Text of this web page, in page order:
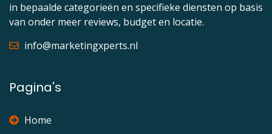
in bepaalde categorieën en specifieke diensten op basis
van onder meer reviews, budget en locatie.
info@marketingxperts.nl
Pagina's
Home